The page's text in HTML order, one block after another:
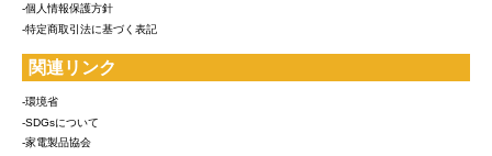
-個人情報保護方針
-特定商取引法に基づく表記
関連リンク
-環境省
-SDGsについて
-家電製品協会